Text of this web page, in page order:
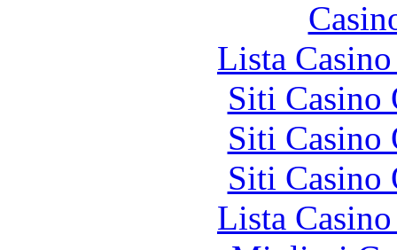
Lista
Siti Casino
Siti Casino
Siti Casino
Lista